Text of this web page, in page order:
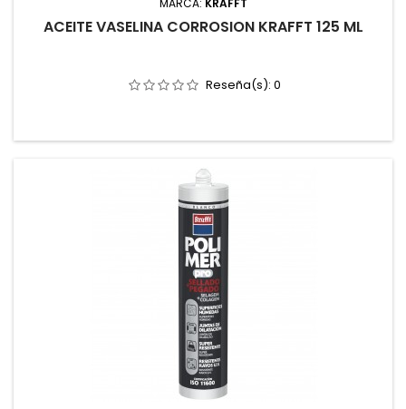
MARCA: KRAFFT
ACEITE VASELINA CORROSION KRAFFT 125 ML
Reseña(s): 0